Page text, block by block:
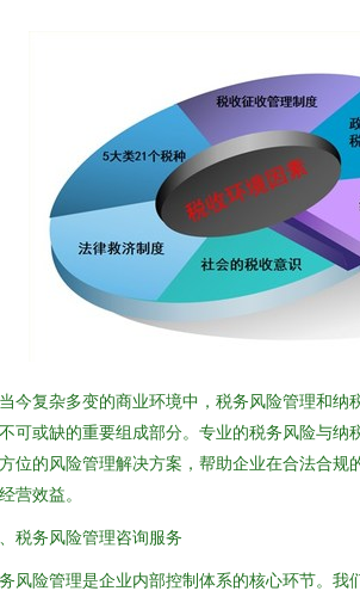
今复杂多变的商业环境中，税务风险管理和纳
可或缺的重要组成部分。专业的税务风险与纳
位的风险管理解决方案，帮助企业在合法合规
营效益。
税务风险管理咨询服务
风险管理是企业内部控制体系的核心环节。我